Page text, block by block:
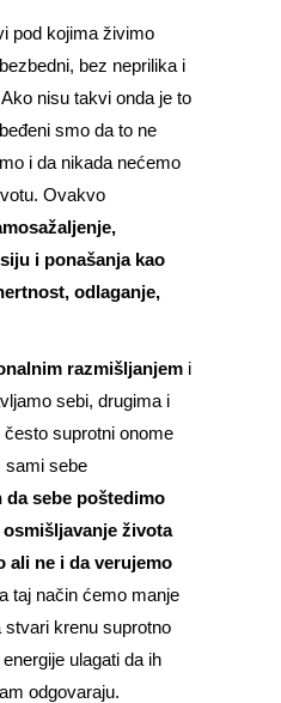
pod kojima živimo
bez neprilika i
nisu takvi onda je to
smo da to ne
i da nikada nećemo
Ovakvo
i ponašanja kao
odlaganje,
razmišljanjem i
sebi, drugima i
suprotni onome
sami sebe
da sebe poštedimo
života
ali ne i da verujemo
taj način ćemo manje
krenu suprotno
ulagati da ih
odgovaraju.